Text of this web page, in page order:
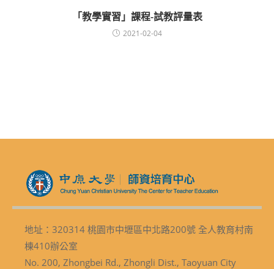
「教學實習」課程-試教評量表
2021-02-04
地址：320314 桃園市中壢區中北路200號 全人教育村南
棟410辦公室
No. 200, Zhongbei Rd., Zhongli Dist., Taoyuan City